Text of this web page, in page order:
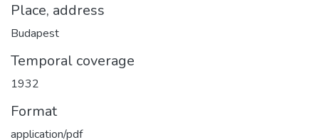
Place, address
Budapest
Temporal coverage
1932
Format
application/pdf